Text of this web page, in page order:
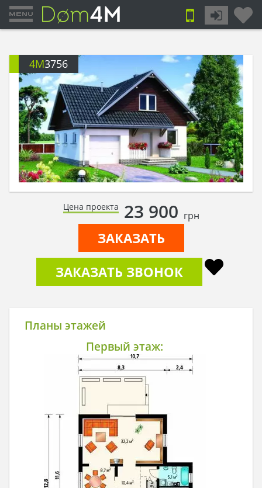
4M3756
Цена проекта 23 900 грн
ЗАКАЗАТЬ
ЗАКАЗАТЬ ЗВОНОК
Планы этажей
Первый этаж: